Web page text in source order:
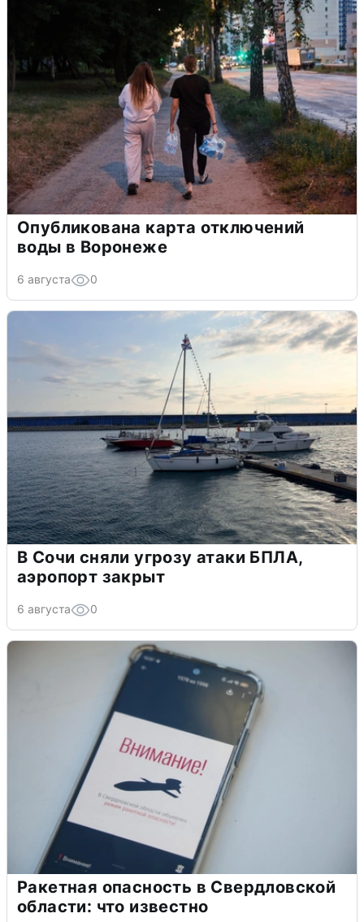
Опубликована карта отключений
воды в Воронеже
6 августа 0
В Сочи сняли угрозу атаки БПЛА,
аэропорт закрыт
6 августа 0
Ракетная опасность в Свердловской
области: что известно